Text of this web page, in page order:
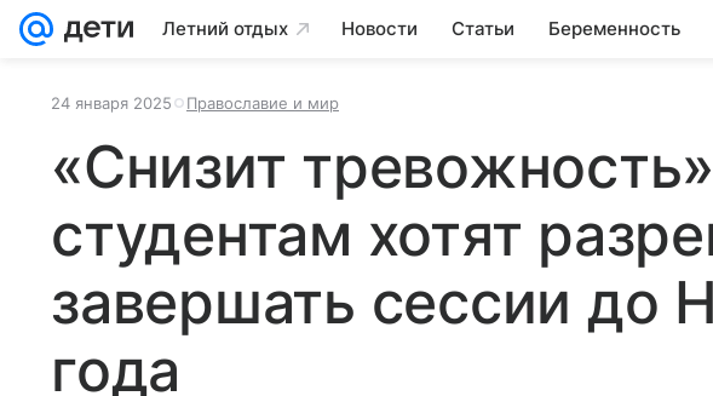
Летний отдых Новости Статьи Беременность
24 января 2025 Православие и мир
«Снизит
студентам хотят
завершать сессии до
года